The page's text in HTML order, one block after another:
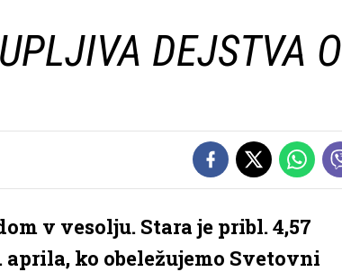
DEJSTVA O
v vesolju. Stara je pribl. 4,57
ko obeležujemo Svetovni